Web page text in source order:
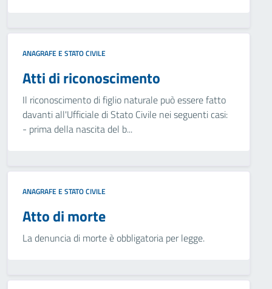
ANAGRAFE E STATO CIVILE
Atti di riconoscimento
Il riconoscimento di figlio naturale può essere fatto
davanti all'Ufficiale di Stato Civile nei seguenti casi:
- prima della nascita del b...
ANAGRAFE E STATO CIVILE
Atto di morte
La denuncia di morte è obbligatoria per legge.